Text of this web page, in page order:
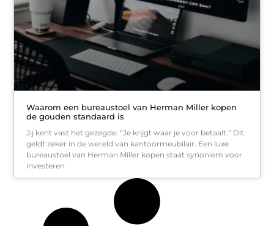
Waarom een bureaustoel van Herman Miller kopen
de gouden standaard is
Jij kent vast het gezegde: “Je krijgt waar je voor betaalt.” Dit
geldt zeker in de wereld van kantoormeubilair. Een luxe
bureaustoel van Herman Miller kopen staat synoniem voor
investeren